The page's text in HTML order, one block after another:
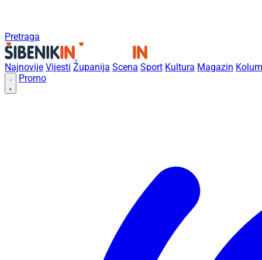
Pretraga
Najnovije Vijesti Županija Scena Sport Kultura Magazin
Promo